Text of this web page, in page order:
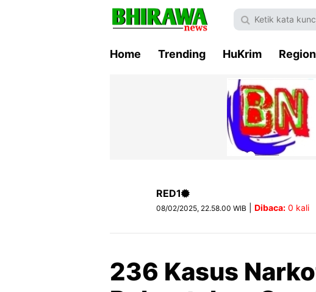
Home Trending HuKrim
RED1
08/02/2025, 22.58.00 WIB Dibaca: 0 kali
236 Kasus